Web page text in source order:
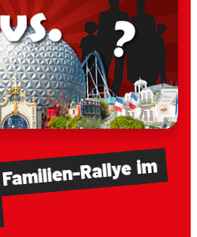
Familien-Rallyeim